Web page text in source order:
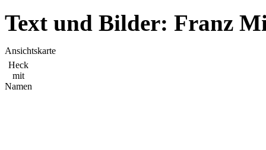
Text und Bilder: Franz
Ansichtskarte
Heck
mit
Namen